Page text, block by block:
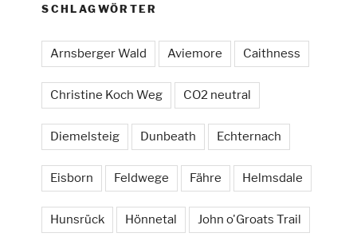
SCHLAGWÖRTER
Arnsberger Wald Aviemore Caithness
Christine Koch Weg CO2 neutral
Diemelsteig Dunbeath Echternach
Eisborn Feldwege Fähre Helmsdale
Hunsrück Hönnetal John o'Groats Trail